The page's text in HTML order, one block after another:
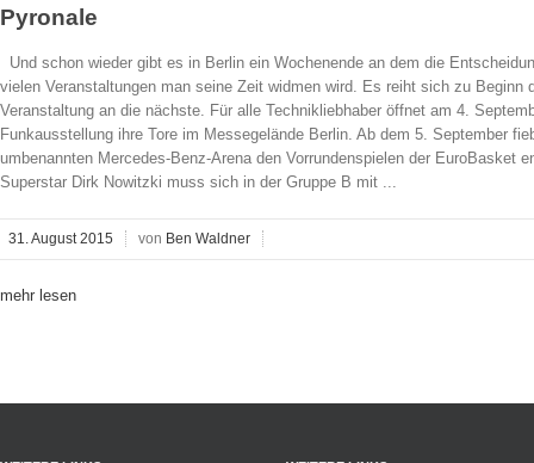
Pyronale
Und schon wieder gibt es in Berlin ein Wochenende an dem die
vielen Veranstaltungen man seine Zeit widmen wird. Es reiht sich zu Beginn
Veranstaltung an die nächste. Für alle Technikliebhaber öffnet am 4.
Funkausstellung ihre Tore im Messegelände Berlin. Ab dem 5. September
umbenannten Mercedes-Benz-Arena den Vorrundenspielen der EuroBasket
Superstar Dirk Nowitzki muss sich in der Gruppe B mit ...
31. August 2015 von Ben Waldner
mehr lesen